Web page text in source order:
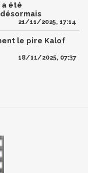
a été
21/11/2025, 17:14
le pire Kalof
18/11/2025, 07:37